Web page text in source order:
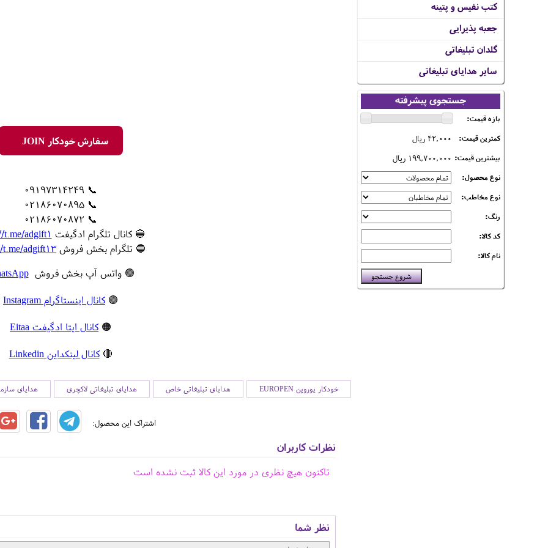
کتب نفیس و پتینه
جعبه پذیرایی
گلدان تبلیغاتی
سایر هدایای تبلیغاتی
جستجوی پیشرفته
بازه قیمت:
کمترین قیمت:
42,000 ریال
بیشترین قیمت: 199,700,000 ریال
نوع محصول:
نوع مخاطب:
رنگ:
کد کالا:
نام کالا:
سفارش خودکار JOIN
📞 09197314249
📞 02186070895
📞 02186070872
🔵 کانال تلگرام ادگیفت t.me/adgift1
🔵 تلگرام بخش فروش t.me/adgift13
🟢 واتس آپ بخش فروش
🟣 کانال اینستاگرام Instagram
🟠 کانال ایتا ادگیفت Eitaa
🔴 کانال لینکداین Linkedin
خودکار یوروپن EUROPEN هدایای تبلیغاتی خاص هدایای تبلیغاتی لاکچری هدایای
اشتراک این محصول:
نظرات کاربران
تاکنون هیچ نظری در مورد این کالا ثبت نشده است
نظر شما